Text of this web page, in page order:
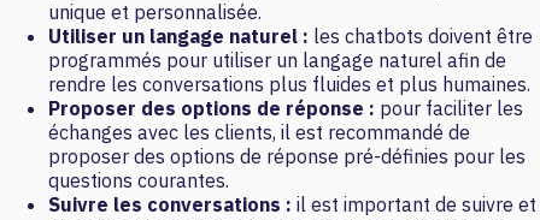
unique et personnalisée.
Utiliser un langage naturel : les chatbots doivent être
programmés pour utiliser un langage naturel afin de
rendre les conversations plus fluides et plus humaines.
Proposer des options de réponse : pour faciliter les
échanges avec les clients, il est recommandé de
proposer des options de réponse pré-définies pour les
questions courantes.
Suivre les conversations : il est important de suivre et